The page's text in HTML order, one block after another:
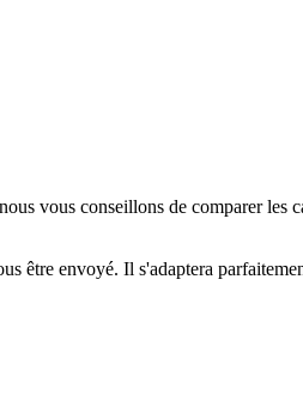
vous conseillons de comparer
être envoyé. Il s'adaptera